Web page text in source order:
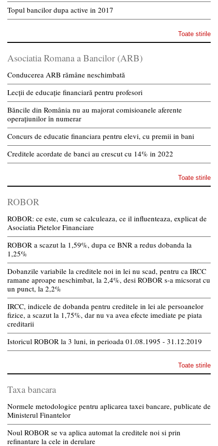
Topul bancilor dupa active in 2017
Toate stirile
Asociatia Romana a Bancilor (ARB)
Conducerea ARB rămâne neschimbată
Lecții de educație financiară pentru profesori
Băncile din România nu au majorat comisioanele aferente
operațiunilor în numerar
Concurs de educatie financiara pentru elevi, cu premii in bani
Creditele acordate de banci au crescut cu 14% in 2022
Toate stirile
ROBOR
ROBOR: ce este, cum se calculeaza, ce il influenteaza, explicat de
Asociatia Pietelor Financiare
ROBOR a scazut la 1,59%, dupa ce BNR a redus dobanda la
1,25%
Dobanzile variabile la creditele noi in lei nu scad, pentru ca IRCC
ramane aproape neschimbat, la 2,4%, desi ROBOR s-a micsorat cu
un punct, la 2,2%
IRCC, indicele de dobanda pentru creditele in lei ale persoanelor
fizice, a scazut la 1,75%, dar nu va avea efecte imediate pe piata
creditarii
Istoricul ROBOR la 3 luni, in perioada 01.08.1995 - 31.12.2019
Toate stirile
Taxa bancara
Normele metodologice pentru aplicarea taxei bancare, publicate de
Ministerul Finantelor
Noul ROBOR se va aplica automat la creditele noi si prin
refinantare la cele in derulare